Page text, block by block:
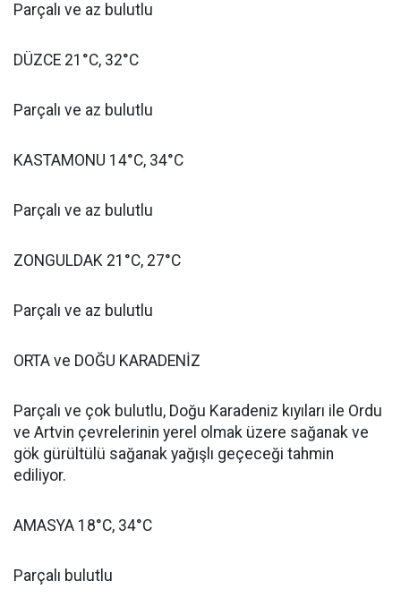
Parçalı ve az bulutlu
DÜZCE 21°C, 32°C
Parçalı ve az bulutlu
KASTAMONU 14°C, 34°C
Parçalı ve az bulutlu
ZONGULDAK 21°C, 27°C
Parçalı ve az bulutlu
ORTA ve DOĞU KARADENİZ
Parçalı ve çok bulutlu, Doğu Karadeniz kıyıları ile Ordu
ve Artvin çevrelerinin yerel olmak üzere sağanak ve
gök gürültülü sağanak yağışlı geçeceği tahmin
ediliyor.
AMASYA 18°C, 34°C
Parçalı bulutlu